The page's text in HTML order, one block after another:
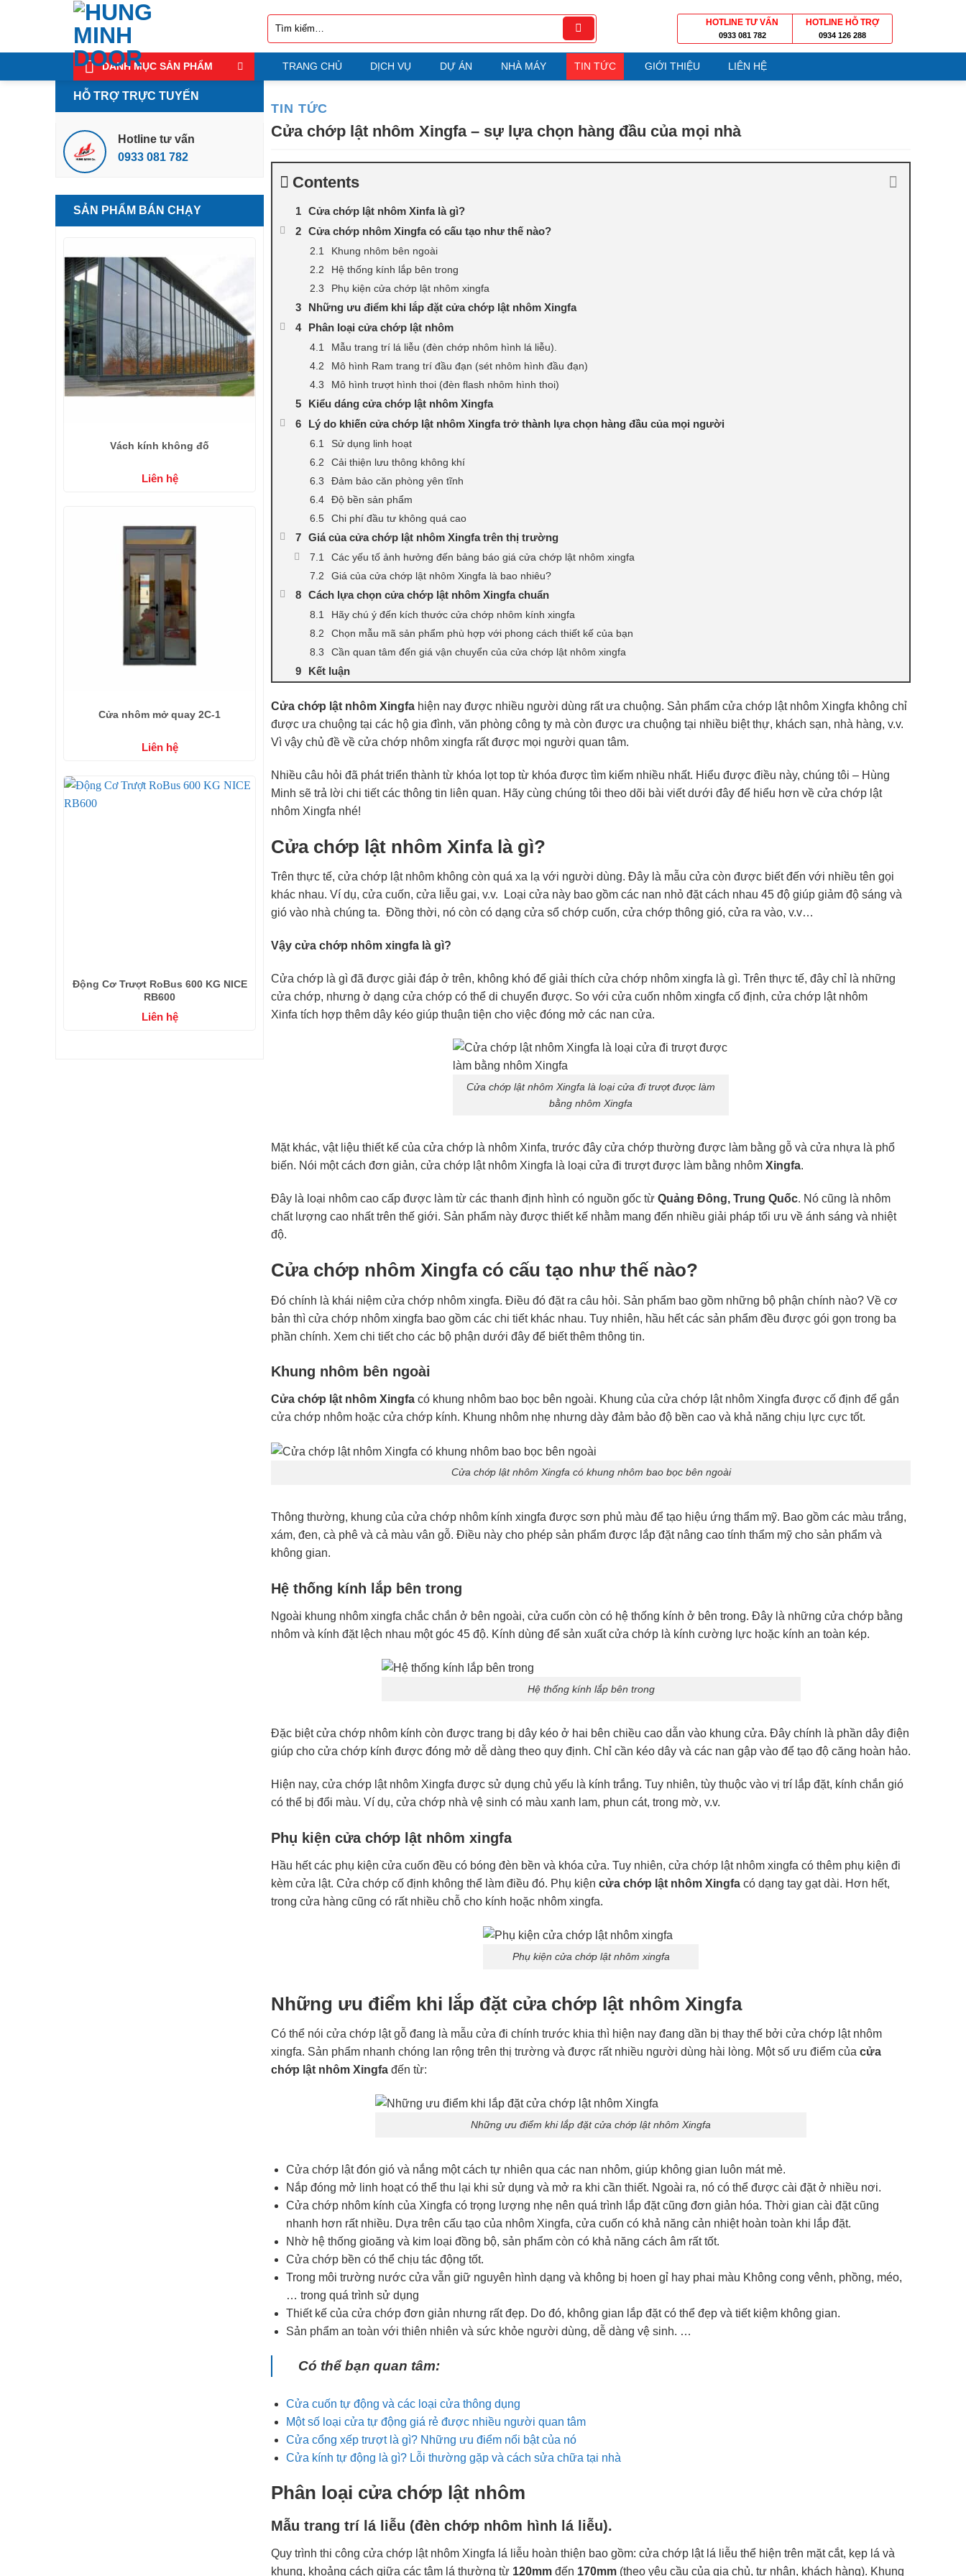
Tìm
kiếm:
HOTLINE TƯ VẤN
0933 081 782
HOTLINE HỖ TRỢ
0934 126 288
DANH MỤC SẢN PHẨM TRANG CHỦ DỊCH VỤ DỰ ÁN NHÀ MÁY TIN TỨC GIỚI THIỆU LIÊN HỆ
HỖ TRỢ TRỰC TUYẾN
Hotline tư vấn
0933 081 782
SẢN PHẨM BÁN CHẠY
Vách kính không đố
Liên hệ
Cửa nhôm mở quay 2C-1
Liên hệ
Động Cơ Trượt RoBus 600 KG NICE
RB600
Liên hệ
TIN TỨC
Cửa chớp lật nhôm Xingfa – sự lựa chọn hàng đầu của mọi nhà
Contents
Cửa chớp lật nhôm Xinfa là gì?
Cửa chớp nhôm Xingfa có cấu tạo như thế nào?
Khung nhôm bên ngoài
Hệ thống kính lắp bên trong
Phụ kiện cửa chớp lật nhôm xingfa
Những ưu điểm khi lắp đặt cửa chớp lật nhôm Xingfa
Phân loại cửa chớp lật nhôm
Mẫu trang trí lá liễu (đèn chớp nhôm hình lá liễu).
Mô hình Ram trang trí đầu đạn (sét nhôm hình đầu đạn)
Mô hình trượt hình thoi (đèn flash nhôm hình thoi)
Kiểu dáng cửa chớp lật nhôm Xingfa
Lý do khiến cửa chớp lật nhôm Xingfa trở thành lựa chọn hàng đầu của mọi người
Sử dụng linh hoạt
Cải thiện lưu thông không khí
Đảm bảo căn phòng yên tĩnh
Độ bền sản phẩm
Chi phí đầu tư không quá cao
Giá của cửa chớp lật nhôm Xingfa trên thị trường
Các yếu tố ảnh hưởng đến bảng báo giá cửa chớp lật nhôm xingfa
Giá của cửa chớp lật nhôm Xingfa là bao nhiêu?
Cách lựa chọn cửa chớp lật nhôm Xingfa chuẩn
Hãy chú ý đến kích thước cửa chớp nhôm kính xingfa
Chọn mẫu mã sản phẩm phù hợp với phong cách thiết kế của bạn
Cần quan tâm đến giá vận chuyển của cửa chớp lật nhôm xingfa
Kết luận
Cửa chớp lật nhôm Xingfa hiện nay được nhiều người dùng rất ưa chuộng. Sản phẩm cửa chớp lật nhôm Xingfa không chỉ
được ưa chuộng tại các hộ gia đình, văn phòng công ty mà còn được ưa chuộng tại nhiều biệt thự, khách sạn, nhà hàng, v.v.
Vì vậy chủ đề về cửa chớp nhôm xingfa rất được mọi người quan tâm.
Nhiều câu hỏi đã phát triển thành từ khóa lọt top từ khóa được tìm kiếm nhiều nhất. Hiểu được điều này, chúng tôi – Hùng
Minh sẽ trả lời chi tiết các thông tin liên quan. Hãy cùng chúng tôi theo dõi bài viết dưới đây để hiểu hơn về cửa chớp lật
nhôm Xingfa nhé!
Cửa chớp lật nhôm Xinfa là gì?
Trên thực tế, cửa chớp lật nhôm không còn quá xa lạ với người dùng. Đây là mẫu cửa còn được biết đến với nhiều tên gọi
khác nhau. Ví dụ, cửa cuốn, cửa liễu gai, v.v. Loại cửa này bao gồm các nan nhỏ đặt cách nhau 45 độ giúp giảm độ sáng và
gió vào nhà chúng ta. Đồng thời, nó còn có dạng cửa sổ chớp cuốn, cửa chớp thông gió, cửa ra vào, v.v…
Vậy cửa chớp nhôm xingfa là gì?
Cửa chớp là gì đã được giải đáp ở trên, không khó để giải thích cửa chớp nhôm xingfa là gì. Trên thực tế, đây chỉ là những
cửa chớp, nhưng ở dạng cửa chớp có thể di chuyển được. So với cửa cuốn nhôm xingfa cố định, cửa chớp lật nhôm
Xinfa tích hợp thêm dây kéo giúp thuận tiện cho việc đóng mở các nan cửa.
Cửa chớp lật nhôm Xingfa là loại cửa đi trượt được làm
bằng nhôm Xingfa
Mặt khác, vật liệu thiết kế của cửa chớp là nhôm Xinfa, trước đây cửa chớp thường được làm bằng gỗ và cửa nhựa là phổ
biến. Nói một cách đơn giản, cửa chớp lật nhôm Xingfa là loại cửa đi trượt được làm bằng nhôm Xingfa.
Đây là loại nhôm cao cấp được làm từ các thanh định hình có nguồn gốc từ Quảng Đông, Trung Quốc. Nó cũng là nhôm
chất lượng cao nhất trên thế giới. Sản phẩm này được thiết kế nhằm mang đến nhiều giải pháp tối ưu về ánh sáng và nhiệt
độ.
Cửa chớp nhôm Xingfa có cấu tạo như thế nào?
Đó chính là khái niệm cửa chớp nhôm xingfa. Điều đó đặt ra câu hỏi. Sản phẩm bao gồm những bộ phận chính nào? Về cơ
bản thì cửa chớp nhôm xingfa bao gồm các chi tiết khác nhau. Tuy nhiên, hầu hết các sản phẩm đều được gói gọn trong ba
phần chính. Xem chi tiết cho các bộ phận dưới đây để biết thêm thông tin.
Khung nhôm bên ngoài
Cửa chớp lật nhôm Xingfa có khung nhôm bao bọc bên ngoài. Khung của cửa chớp lật nhôm Xingfa được cố định để gắn
cửa chớp nhôm hoặc cửa chớp kính. Khung nhôm nhẹ nhưng dày đảm bảo độ bền cao và khả năng chịu lực cực tốt.
Cửa chớp lật nhôm Xingfa có khung nhôm bao bọc bên ngoài
Thông thường, khung của cửa chớp nhôm kính xingfa được sơn phủ màu để tạo hiệu ứng thẩm mỹ. Bao gồm các màu trắng,
xám, đen, cà phê và cả màu vân gỗ. Điều này cho phép sản phẩm được lắp đặt nâng cao tính thẩm mỹ cho sản phẩm và
không gian.
Hệ thống kính lắp bên trong
Ngoài khung nhôm xingfa chắc chắn ở bên ngoài, cửa cuốn còn có hệ thống kính ở bên trong. Đây là những cửa chớp bằng
nhôm và kính đặt lệch nhau một góc 45 độ. Kính dùng để sản xuất cửa chớp là kính cường lực hoặc kính an toàn kép.
Hệ thống kính lắp bên trong
Đặc biệt cửa chớp nhôm kính còn được trang bị dây kéo ở hai bên chiều cao dẫn vào khung cửa. Đây chính là phần dây điện
giúp cho cửa chớp kính được đóng mở dễ dàng theo quy định. Chỉ cần kéo dây và các nan gập vào để tạo độ căng hoàn hảo.
Hiện nay, cửa chớp lật nhôm Xingfa được sử dụng chủ yếu là kính trắng. Tuy nhiên, tùy thuộc vào vị trí lắp đặt, kính chắn gió
có thể bị đổi màu. Ví dụ, cửa chớp nhà vệ sinh có màu xanh lam, phun cát, trong mờ, v.v.
Phụ kiện cửa chớp lật nhôm xingfa
Hầu hết các phụ kiện cửa cuốn đều có bóng đèn bền và khóa cửa. Tuy nhiên, cửa chớp lật nhôm xingfa có thêm phụ kiện đi
kèm cửa lật. Cửa chớp cố định không thể làm điều đó. Phụ kiện cửa chớp lật nhôm Xingfa có dạng tay gạt dài. Hơn hết,
trong cửa hàng cũng có rất nhiều chỗ cho kính hoặc nhôm xingfa.
Phụ kiện cửa chớp lật nhôm xingfa
Những ưu điểm khi lắp đặt cửa chớp lật nhôm Xingfa
Có thể nói cửa chớp lật gỗ đang là mẫu cửa đi chính trước khia thì hiện nay đang dần bị thay thế bởi cửa chớp lật nhôm
xingfa. Sản phẩm nhanh chóng lan rộng trên thị trường và được rất nhiều người dùng hài lòng. Một số ưu điểm của cửa
chớp lật nhôm Xingfa đến từ:
Những ưu điểm khi lắp đặt cửa chớp lật nhôm Xingfa
Cửa chớp lật đón gió và nắng một cách tự nhiên qua các nan nhôm, giúp không gian luôn mát mẻ.
Nắp đóng mở linh hoạt có thể thu lại khi sử dụng và mở ra khi cần thiết. Ngoài ra, nó có thể được cài đặt ở nhiều nơi.
Cửa chớp nhôm kính của Xingfa có trọng lượng nhẹ nên quá trình lắp đặt cũng đơn giản hóa. Thời gian cài đặt cũng
nhanh hơn rất nhiều. Dựa trên cấu tạo của nhôm Xingfa, cửa cuốn có khả năng cản nhiệt hoàn toàn khi lắp đặt.
Nhờ hệ thống gioăng và kim loại đồng bộ, sản phẩm còn có khả năng cách âm rất tốt.
Cửa chớp bền có thể chịu tác động tốt.
Trong môi trường nước cửa vẫn giữ nguyên hình dạng và không bị hoen gỉ hay phai màu Không cong vênh, phồng, méo,
… trong quá trình sử dụng
Thiết kế của cửa chớp đơn giản nhưng rất đẹp. Do đó, không gian lắp đặt có thể đẹp và tiết kiệm không gian.
Sản phẩm an toàn với thiên nhiên và sức khỏe người dùng, dễ dàng vệ sinh. …
Có thể bạn quan tâm:
Cửa cuốn tự động và các loại cửa thông dụng
Một số loại cửa tự động giá rẻ được nhiều người quan tâm
Cửa cổng xếp trượt là gì? Những ưu điểm nổi bật của nó
Cửa kính tự động là gì? Lỗi thường gặp và cách sửa chữa tại nhà
Phân loại cửa chớp lật nhôm
Mẫu trang trí lá liễu (đèn chớp nhôm hình lá liễu).
Quy trình thi công cửa chớp lật nhôm Xingfa lá liễu hoàn thiện bao gồm: cửa chớp lật lá liễu thể hiện trên mặt cắt, kẹp lá và
khung, khoảng cách giữa các tâm lá thường từ 120mm đến 170mm (theo yêu cầu của gia chủ, tư nhân, khách hàng). Khung